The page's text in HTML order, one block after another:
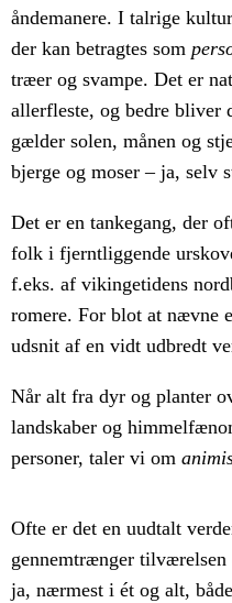
åndemanere. I talrige
der kan betragtes som
træer og svampe. Det er
allerfleste, og bedre bliver
gælder solen, månen og
bjerge og moser – ja, selv
Det er en tankegang, der
folk i fjerntliggende
f.eks. af vikingetidens
romere. For blot at nævne
udsnit af en vidt udbredt
Når alt fra dyr og planter
landskaber og
personer, taler vi om
Ofte er det en uudtalt
gennemtrænger tilværelsen
ja, nærmest i ét og alt,